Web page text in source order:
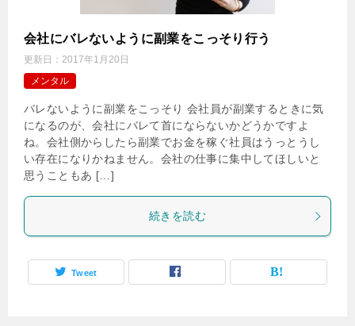
会社にバレないように副業をこっそり行う
更新日： 2017年1月20日
メンタル
バレないように副業をこっそり 会社員が副業するときに気
になるのが、会社にバレて首にならないかどうかですよ
ね。会社側からしたら副業でお金を稼ぐ社員はうっとうし
い存在になりかねません。会社の仕事に集中してほしいと
思うこともあ […]
続きを読む
Tweet